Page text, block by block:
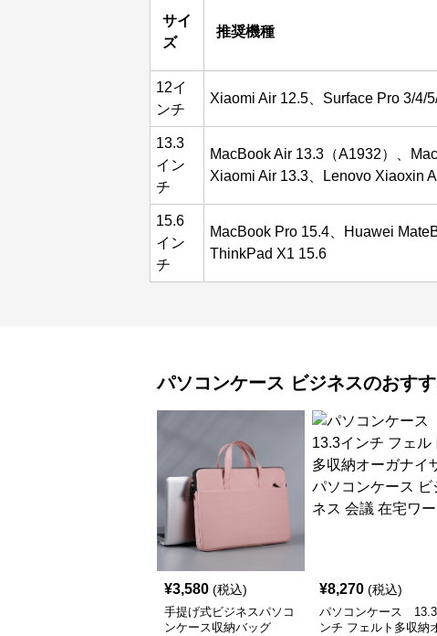
サイ
ズ
推奨機種
12イ
ンチ
Xiaomi Air 12.5、Surface Pro 3/4/
13.3
イン
チ
MacBook Air 13.3（A1932）、
Xiaomi Air 13.3、Lenovo Xiaoxin
15.6
イン
チ
MacBook Pro 15.4、Huawei
ThinkPad X1 15.6
パソコンケース ビジネスのおす
¥3,580 (税込)
手提げ式ビジネスパソコ
ンケース収納バッグ
¥8,270 (税込)
パソコンケース 13.3
ンチ フェルト多収納